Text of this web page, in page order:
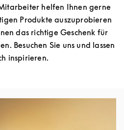
helfen Ihnen gerne
Produkte auszuprobieren
das richtige Geschenk für
Besuchen Sie uns und lassen
inspirieren.